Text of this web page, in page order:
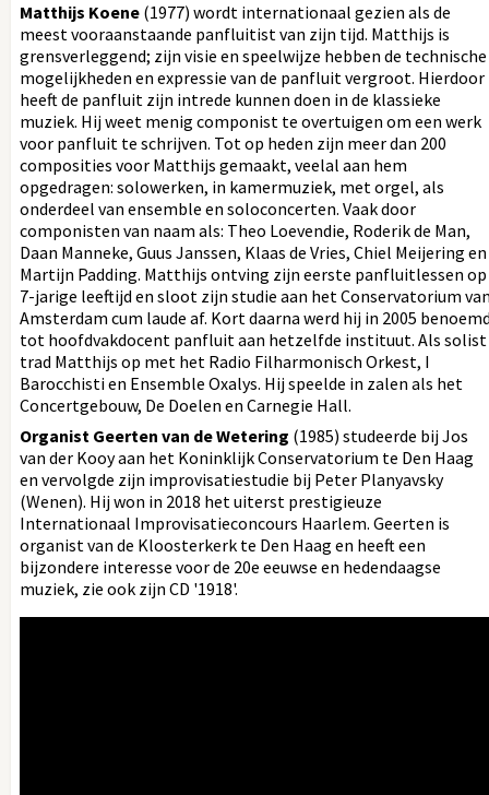
Matthijs Koene (1977) wordt internationaal gezien als de
meest vooraanstaande panfluitist van zijn tijd. Matthijs is
grensverleggend; zijn visie en speelwijze hebben de technische
mogelijkheden en expressie van de panfluit vergroot. Hierdoor
heeft de panfluit zijn intrede kunnen doen in de klassieke
muziek. Hij weet menig componist te overtuigen om een werk
voor panfluit te schrijven. Tot op heden zijn meer dan 200
composities voor Matthijs gemaakt, veelal aan hem
opgedragen: solowerken, in kamermuziek, met orgel, als
onderdeel van ensemble en soloconcerten. Vaak door
componisten van naam als: Theo Loevendie, Roderik de Man,
Daan Manneke, Guus Janssen, Klaas de Vries, Chiel Meijering en
Martijn Padding. Matthijs ontving zijn eerste panfluitlessen op
7-jarige leeftijd en sloot zijn studie aan het Conservatorium
Amsterdam cum laude af. Kort daarna werd hij in 2005
tot hoofdvakdocent panfluit aan hetzelfde instituut. Als solist
trad Matthijs op met het Radio Filharmonisch Orkest, I
Barocchisti en Ensemble Oxalys. Hij speelde in zalen als het
Concertgebouw, De Doelen en Carnegie Hall.
Organist Geerten van de Wetering (1985) studeerde bij Jos
van der Kooy aan het Koninklijk Conservatorium te Den Haag
en vervolgde zijn improvisatiestudie bij Peter Planyavsky
(Wenen). Hij won in 2018 het uiterst prestigieuze
Internationaal Improvisatieconcours Haarlem. Geerten is
organist van de Kloosterkerk te Den Haag en heeft een
bijzondere interesse voor de 20e eeuwse en hedendaagse
muziek, zie ook zijn CD '1918'.